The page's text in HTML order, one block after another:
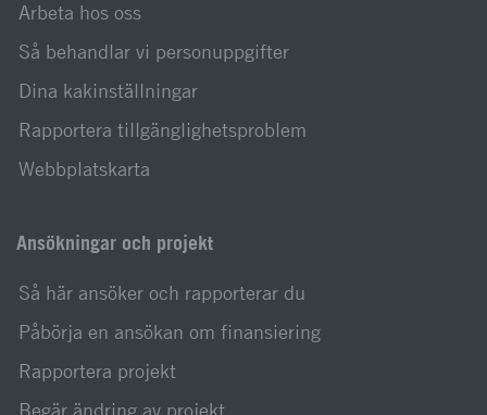
Arbeta hos oss
Så behandlar vi personuppgifter
Dina kakinställningar
Rapportera tillgänglighetsproblem
Webbplatskarta
Ansökningar och projekt
Så här ansöker och rapporterar du
Påbörja en ansökan om finansiering
Rapportera projekt
Begär ändring av projekt